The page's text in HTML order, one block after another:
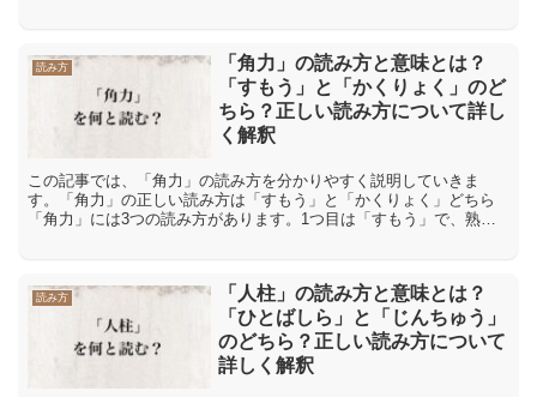
読み方
「角力」の読み方と意味とは？
「すもう」と「かくりょく」のど
ちら？正しい読み方について詳し
く解釈
この記事では、「角力」の読み方を分かりやすく説明していきま
す。「角力」の正しい読み方は「すもう」と「かくりょく」どちら
「角力」には3つの読み方があります。1つ目は「すもう」で、熟字
読み方
「人柱」の読み方と意味とは？
「ひとばしら」と「じんちゅう」
のどちら？正しい読み方について
詳しく解釈